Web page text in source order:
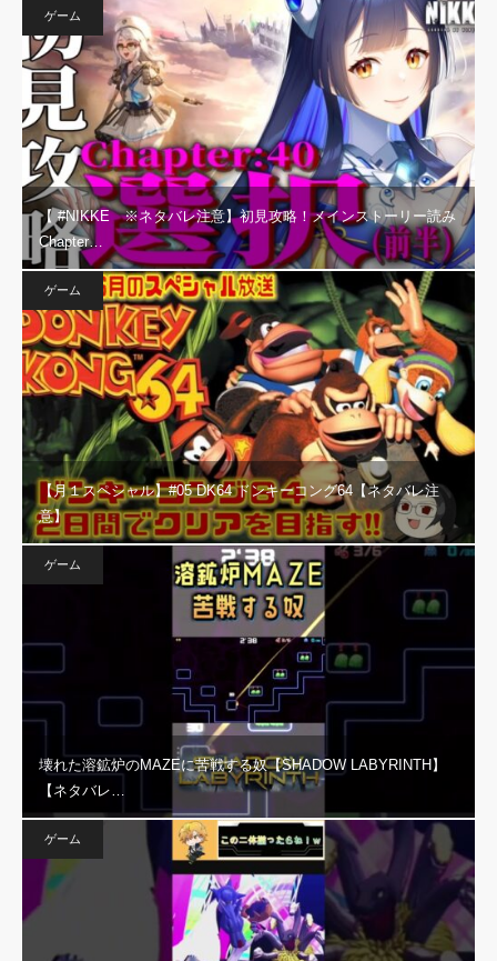
ゲーム
【 #NIKKE ※ネタバレ注意】初見攻略！メインストーリー読み
Chapter…
ゲーム
【月１スペシャル】#05 DK64 ドンキーコング64【ネタバレ注
意】
ゲーム
壊れた溶鉱炉のMAZEに苦戦する奴【SHADOW LABYRINTH】
【ネタバレ…
ゲーム